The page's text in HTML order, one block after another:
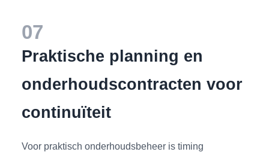
07
Praktische planning en
onderhoudscontracten voor
continuïteit
Voor praktisch onderhoudsbeheer is timing